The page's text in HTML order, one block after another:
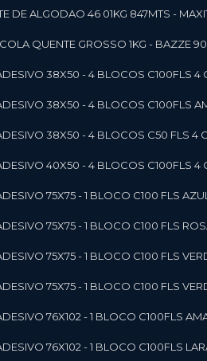
DE ALGODAO 46 01KG 847MTS -
COLA QUENTE GROSSO 1KG - BAZZE
38X50 - 4 BLOCOS C100FLS
38X50 - 4 BLOCOS C100FLS
38X50 - 4 BLOCOS C50 FLS 4
40X50 - 4 BLOCOS C100FLS 4
75X75 - 1 BLOCO C100 FLS
75X75 - 1 BLOCO C100 FLS
75X75 - 1 BLOCO C100 FLS
75X75 - 1 BLOCO C100 FLS
76X102 - 1 BLOCO C100FLS
76X102 - 1 BLOCO C100FLS